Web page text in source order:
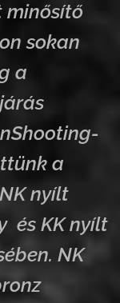
minősítő
sokan
a
a
nyílt
és KK nyílt
NK